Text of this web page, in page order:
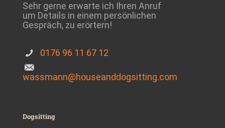
Sehr gerne erwarte ich Ihren Anruf
um Details in einem persönlichen
Gespräch, zu erörtern!
0176 96 11 67 12
wassmann@houseanddogsitting.com
Dogsitting